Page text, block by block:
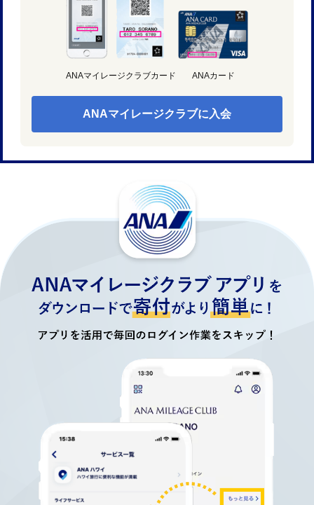
ANAマイレージクラブカード ANAカード
ANAマイレージクラブに入会